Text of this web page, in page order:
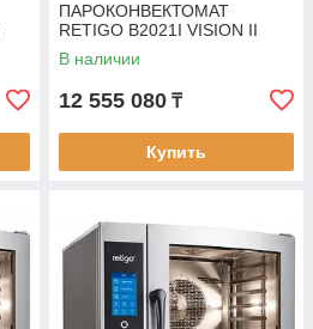
ПАРОКОНВЕКТОМАТ
RETIGO B2021I VISION II
В наличии
12 555 080 ₸
Купить